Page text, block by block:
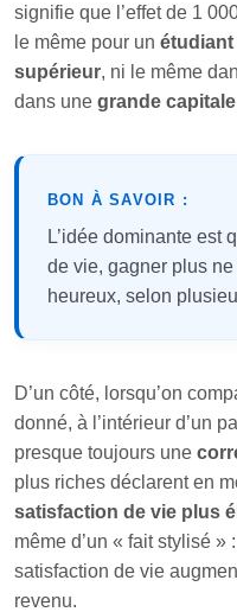
signifie que l’effet de 1
le même pour un
supérieur, ni le même
dans une grande
BON À SAVOIR :
L’idée dominante est
de vie, gagner plus
heureux, selon
D’un côté, lorsqu’on
donné, à l’intérieur d’un
presque toujours une
plus riches déclarent en
satisfaction de vie plus
même d’un « fait stylisé »
satisfaction de vie
revenu.